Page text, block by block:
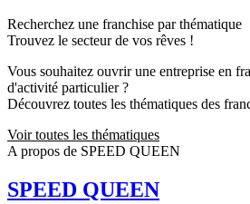
Recherchez une franchise par thématique
Trouvez le secteur de vos rêves !
Vous souhaitez ouvrir une entreprise en
d'activité particulier ?
Découvrez toutes les thématiques des
Voir toutes les thématiques
A propos de SPEED QUEEN
SPEED QUEEN